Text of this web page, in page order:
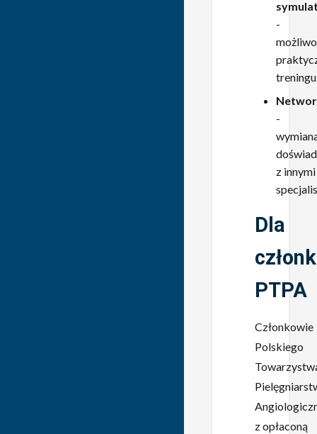
-
treningu
-
z innymi
Dla
PTPA
Członkowie
Polskiego
z opłaconą